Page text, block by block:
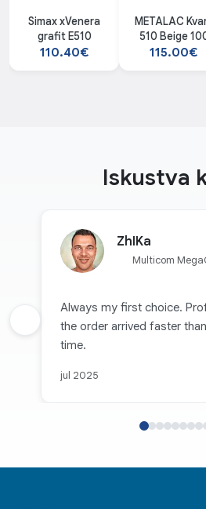
Simax xVenera
grafit E510
110.40€
METALAC
510 Beige
Venera
115.00€
Iskustva
ZhIKa
Multicom
Always my first choice.
the order arrived faster
time.
jul 2025
Prethodna recenzija